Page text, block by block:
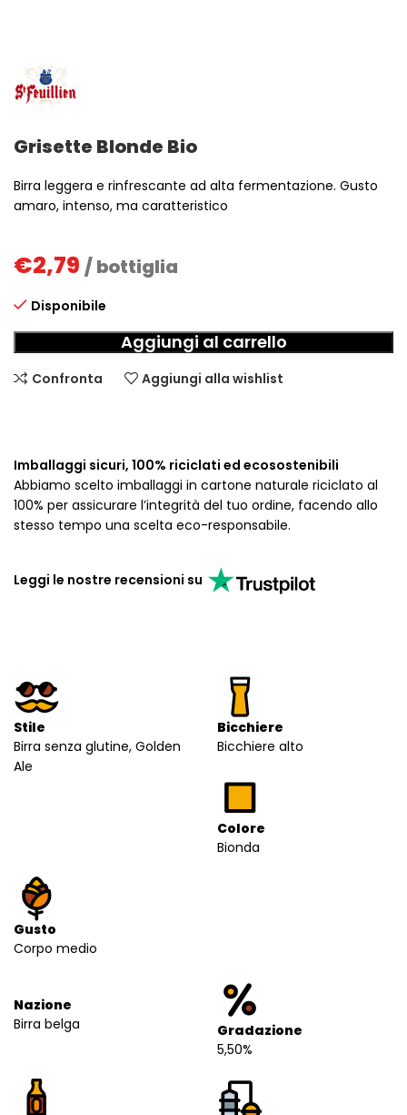
Grisette Blonde Bio
Birra leggera e rinfrescante ad alta fermentazione. Gusto
amaro, intenso, ma caratteristico
€2,79 / bottiglia
Disponibile
Aggiungi al carrello
Confronta Aggiungi alla wishlist
Imballaggi sicuri, 100% riciclati ed ecosostenibili
Abbiamo scelto imballaggi in cartone naturale riciclato al
100% per assicurare l’integrità del tuo ordine, facendo allo
stesso tempo una scelta eco-responsabile.
Leggi le nostre recensioni su
Stile
Birra senza glutine, Golden
Ale
Bicchiere
Bicchiere alto
Colore
Bionda
Gusto
Corpo medio
Nazione
Birra belga
Gradazione
5,50%